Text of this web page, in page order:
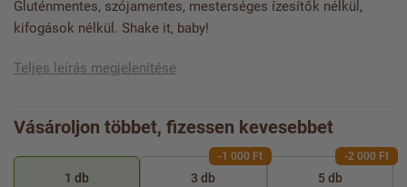
Gluténmentes, szójamentes, mesterséges ízesítők nélkül,
kifogások nélkül. Shake it, baby!
Teljes leírás megjelenítése
Vásároljon többet, fizessen kevesebbet
1 db 3 db
-1 000 Ft
5 db
-2 000 Ft